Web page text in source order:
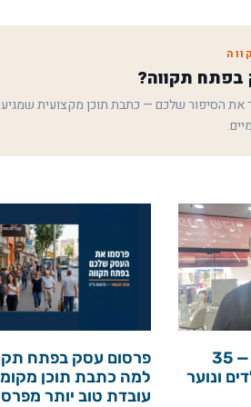
תקווה?
את הסיפור שלכם — כתבת תוכן מקצועית
הכירו את "שקוף" — 35
ונוער
פרסום עסק בפתח
למה כתבת תוכן
עובדת טוב יותר